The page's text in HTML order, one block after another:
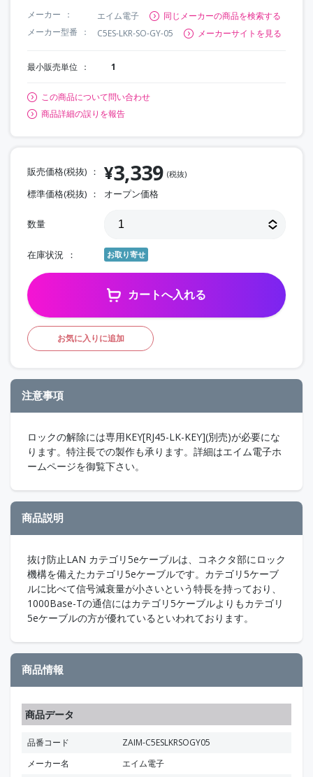
メーカー エイム電子
同じメーカーの商品を検索する
メーカー型番
C5ES-LKR-SO-GY-05 メーカーサイトを見る
最小販売単位 1
この商品について問い合わせ
商品詳細の誤りを報告
販売価格(税抜) ¥3,339 (税抜)
標準価格(税抜) オープン価格
数量
在庫状況 お取り寄せ
カートへ入れる
お気に入りに追加
注意事項
ロックの解除には専用KEY[RJ45-LK-KEY](別売)が必要にな
ります。特注長での製作も承ります。詳細はエイム電子ホ
ームページを御覧下さい。
商品説明
抜け防止LAN カテゴリ5eケーブルは、コネクタ部にロック
機構を備えたカテゴリ5eケーブルです。カテゴリ5ケーブ
ルに比べて信号減衰量が小さいという特長を持っており、
1000Base-Tの通信にはカテゴリ5ケーブルよりもカテゴリ
5eケーブルの方が優れているといわれております。
商品情報
商品データ
品番コード
ZAIM-C5ESLKRSOGY05
メーカー名
エイム電子